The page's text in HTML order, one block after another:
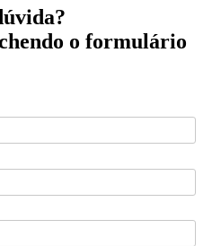
o formulário